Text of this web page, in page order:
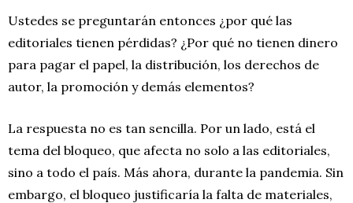
Ustedes se preguntarán entonces ¿por qué las
editoriales tienen pérdidas? ¿Por qué no tienen dinero
para pagar el papel, la distribución, los derechos de
autor, la promoción y demás elementos?
La respuesta no es tan sencilla. Por un lado, está el
tema del bloqueo, que afecta no solo a las editoriales,
sino a todo el país. Más ahora, durante la pandemia. Sin
embargo, el bloqueo justificaría la falta de materiales,